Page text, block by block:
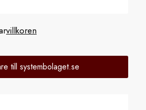
villkoren
till systembolaget.se